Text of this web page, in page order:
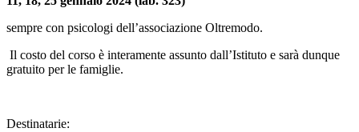
sempre con psicologi dell’associazione Oltremodo.
Il costo del corso è interamente assunto dall’Istituto e sarà dunque
gratuito per le famiglie.
Destinatarie: